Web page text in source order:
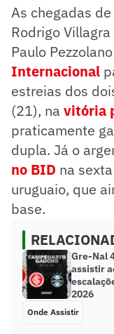
As chegadas
Rodrigo
Paulo
Internacional
estreias dos
(21), na vitória
praticamente
dupla. Já o
no BID na
uruguaio, que
base.
Gre-Nal
assistir
2026
Onde Assistir